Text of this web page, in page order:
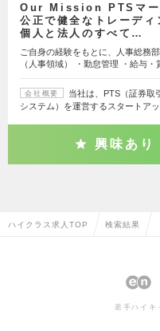
Our Mission PTSマー
公正で健全なトレーディ
個人と法人のすべて…
ご自身の経験をもとに、人事総務
（人事領域） ・勤怠管理 ・給与
会社概要
当社は、PTS（証券取
システム）を運営するスタートア
興味あり
ハイクラス求人TOP 検索結果
若手ハイキ